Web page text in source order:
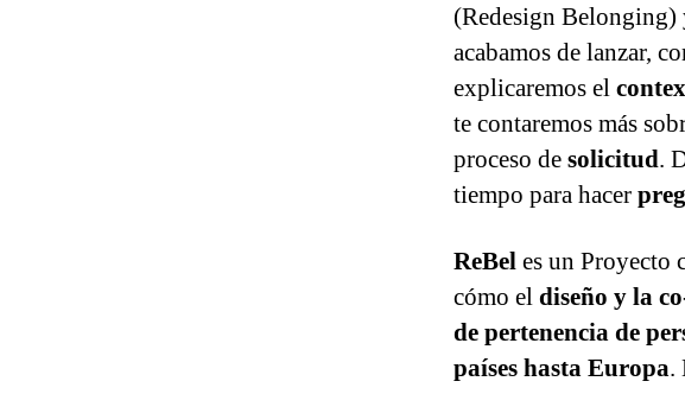
(Redesign
acabamos de lanzar,
explicaremos el
te contaremos más
proceso desolicitud.
tiempo para hacer
ReBeles un Proyecto
cómo eldiseño y la
de pertenencia de
países hasta Europa.